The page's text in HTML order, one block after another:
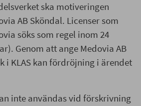
ska motiveringen
AB Sköndal. Licenser som
söks som regel inom 24
Genom att ange Medovia AB
i KLAS kan fördröjning i ärendet
inte användas vid förskrivning